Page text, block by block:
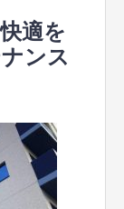
適を
ンス